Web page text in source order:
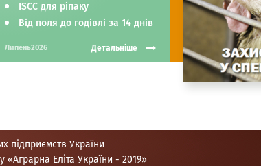
ISCC для ріпаку
Від поля до годівлі за 14 днів
Липень2026 Детальніше
підприємств України
«Аграрна Еліта України - 2019»